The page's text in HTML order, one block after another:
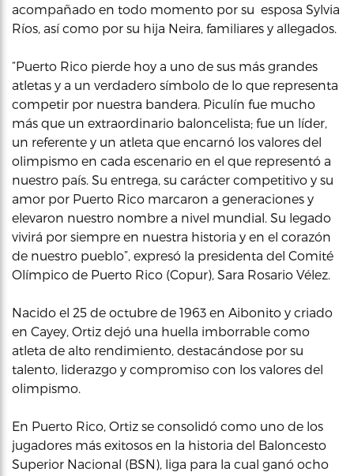
acompañado en todo momento por su esposa Sylvia
Ríos, así como por su hija Neira, familiares y allegados.
“Puerto Rico pierde hoy a uno de sus más grandes
atletas y a un verdadero símbolo de lo que representa
competir por nuestra bandera. Piculín fue mucho
más que un extraordinario baloncelista; fue un líder,
un referente y un atleta que encarnó los valores del
olimpismo en cada escenario en el que representó a
nuestro país. Su entrega, su carácter competitivo y su
amor por Puerto Rico marcaron a generaciones y
elevaron nuestro nombre a nivel mundial. Su legado
vivirá por siempre en nuestra historia y en el corazón
de nuestro pueblo”, expresó la presidenta del Comité
Olímpico de Puerto Rico (Copur), Sara Rosario Vélez.
Nacido el 25 de octubre de 1963 en Aibonito y criado
en Cayey, Ortiz dejó una huella imborrable como
atleta de alto rendimiento, destacándose por su
talento, liderazgo y compromiso con los valores del
olimpismo.
En Puerto Rico, Ortiz se consolidó como uno de los
jugadores más exitosos en la historia del Baloncesto
Superior Nacional (BSN), liga para la cual ganó ocho